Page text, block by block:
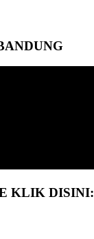
KLIK DISINI: